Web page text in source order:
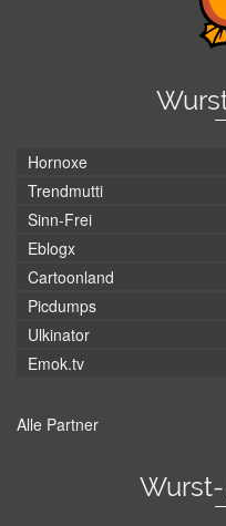
Hornoxe
Trendmutti
Sinn-Frei
Eblogx
Cartoonland
Picdumps
Ulkinator
Emok.tv
Alle Partner